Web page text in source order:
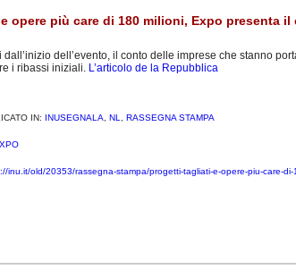
opere più care di 180 milioni, Expo presenta il
dell’evento, il conto delle imprese che stanno
i ribassi iniziali. L’articolo de la Repubblica
IN: INUSEGNALA NL RASSEGNA STAMPA
inu.it/old/20353/rassegna-stampa/progetti-tagliati-e-opere-piu-care-